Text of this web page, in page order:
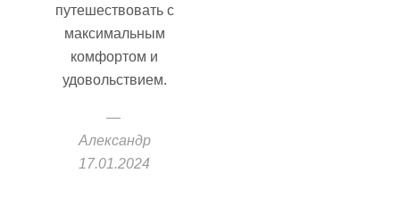
путешествовать с
максимальным
комфортом и
удовольствием.
Александр
17.01.2024